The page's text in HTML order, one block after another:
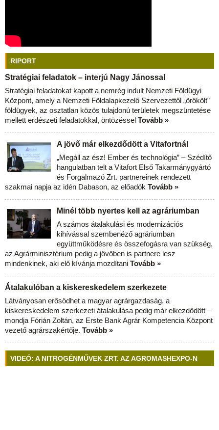
RIPORT
Stratégiai feladatok – interjú Nagy Jánossal
Stratégiai feladatokat kapott a nemrég indult Nemzeti Földügyi
Központ, amely a Nemzeti Földalapkezelő Szervezettől „örökölt”
földügyek, az osztatlan közös tulajdonú területek megszüntetése
mellett erdészeti feladatokkal, öntözéssel Tovább »
A jövő már elkezdődött a Vitafortnál
„Megáll az ész! Ember és technológia” – Szédítő
hangulatban telt a Vitafort Első Takarmánygyártó
és Forgalmazó Zrt. partnereinek rendezett
szakmai napja az idén Dabason, az előadók Tovább »
Minél több nyertes kell az agráriumban
A számos átalakulási és modernizációs
kihívással szembenéző agráriumban
együttműködésre és összefogásra van szükség,
az Agrárminisztérium pedig a jövőben is partnere lesz
mindenkinek, aki elő kívánja mozdítani Tovább »
Átalakulóban a kiskereskedelem szerkezete
Látványosan erősödhet a magyar agrárgazdaság, a
kiskereskedelem szerkezeti átalakulása pedig már elkezdődött –
mondja Fórián Zoltán, az Erste Bank Agrár Kompetencia Központ
vezető agrárszakértője. Tovább »
VIDEÓ: A NITROGÉNMŰVEK ZRT. AZ AGROMASHEXPO-N